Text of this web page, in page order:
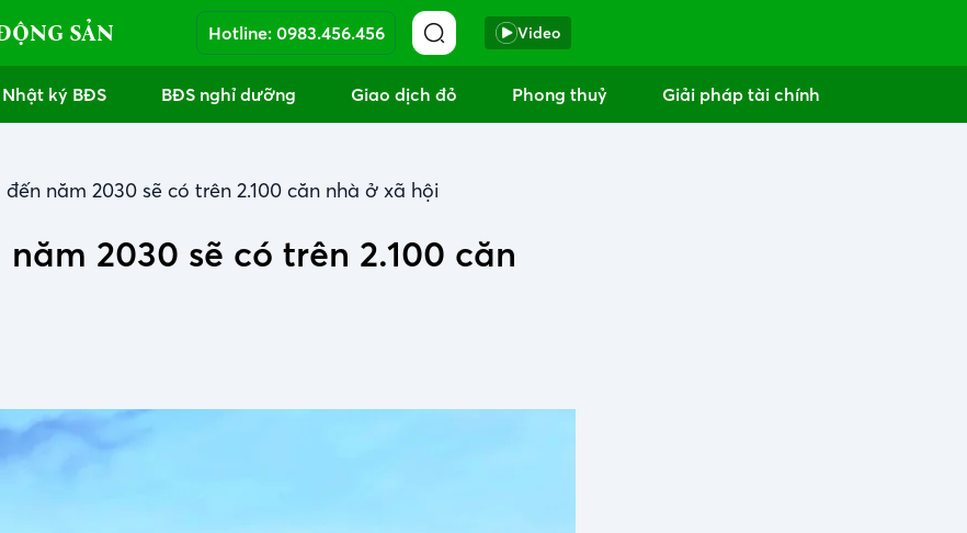
SẢN Hotline: 0983.456.456 Video
Nhật ký BĐS BĐS nghỉ dưỡng Giao dịch đỏ Phong thuỷ Giải pháp tài chính
năm 2030 sẽ có trên 2.100 căn nhà ở xã hội
2030 sẽ có trên 2.100 căn